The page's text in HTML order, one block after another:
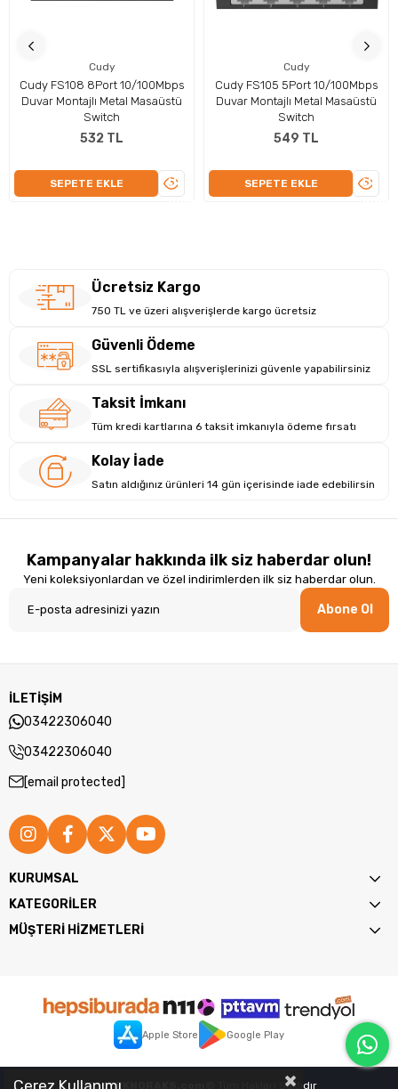
Cudy
Cudy FS108 8Port 10/100Mbps
Duvar Montajlı Metal Masaüstü
Switch
532 TL
SEPETE EKLE
ÜRÜNÜ
Cudy
Cudy FS105 5Port 10/100Mbps
Duvar Montajlı Metal Masaüstü
Switch
549 TL
SEPETE EKLE
Ücretsiz Kargo
750 TL ve üzeri alışverişlerde kargo ücretsiz
Güvenli Ödeme
SSL sertifikasıyla alışverişlerinizi güvenle yapabilirsiniz
Taksit İmkanı
Tüm kredi kartlarına 6 taksit imkanıyla ödeme fırsatı
Kolay İade
Satın aldığınız ürünleri 14 gün içerisinde iade edebilirsin
Kampanyalar hakkında ilk siz haberdar olun!
Yeni koleksiyonlardan ve özel indirimlerden ilk siz haberdar olun.
Abone Ol
İLETİŞİM
03422306040
03422306040
[email protected]
KURUMSAL
KATEGORİLER
MÜŞTERİ HİZMETLERİ
Apple Store Google Play
2026TEKNORAKS.com © Tüm Hakları Saklıdır
Çerez Kullanımı